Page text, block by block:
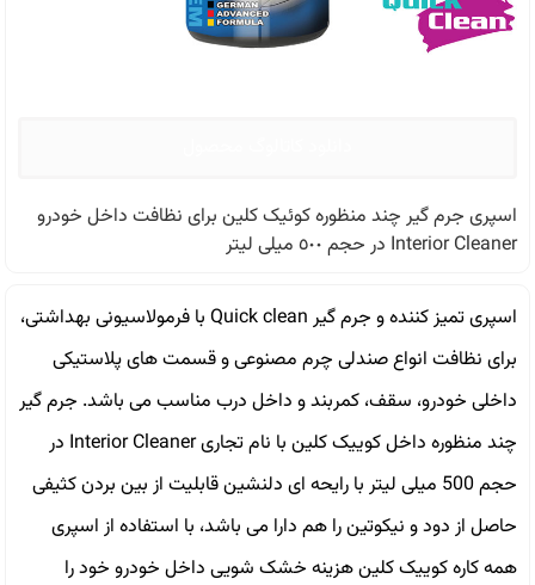
اسپری جرم گیر چند منظوره کوئیک کلین برای نظافت داخل خودرو
Interior Cleaner در حجم ٥٠٠ ميلی ليتر
اسپری تمیز کننده و جرم گیر Quick clean با فرمولاسیونی بهداشتی،
برای نظافت انواع صندلی چرم مصنوعی و قسمت های پلاستیکی
داخلی خودرو، سقف، کمربند و داخل درب مناسب می باشد. جرم گير
چند منظوره داخل کوییک کلین با نام تجارى Interior Cleaner در
حجم 500 میلی لیتر با رایحه ای دلنشین قابلیت از بین بردن کثیفی
حاصل از دود و نیکوتین را هم دارا می باشد، با استفاده از اسپری
همه کاره کوييک کلین هزینه خشک شویی داخل خودرو خود را